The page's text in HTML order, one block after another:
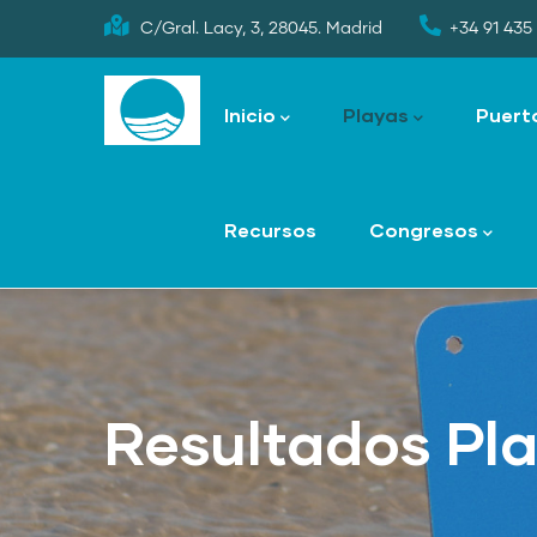
to
C/Gral. Lacy, 3, 28045. Madrid +34 91 435
navigation
Inicio Playas
Recursos Congresos
Resultados